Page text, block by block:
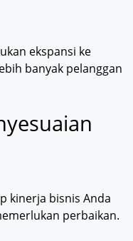
ekspansi ke
banyak pelanggan
kinerja bisnis Anda
perbaikan.